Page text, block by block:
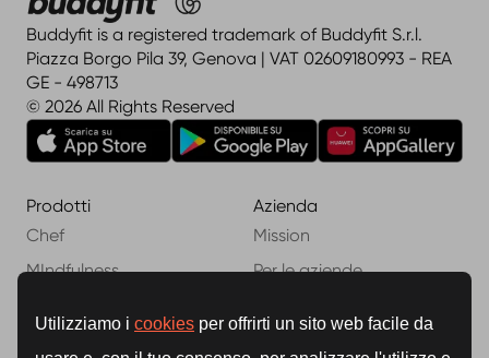
Buddyfit is a registered trademark of Buddyfit S.r.l.
Piazza Borgo Pila 39, Genova | VAT 02609180993 - REA
GE - 498713
© 2026 All Rights Reserved
Prodotti
Chef
MIndfulness
Azienda
Mission
Per le aziende